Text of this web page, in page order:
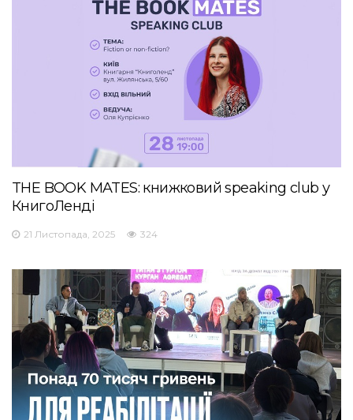
THE BOOK MATES: книжковий speaking club у
КнигоЛенді
21 Листопада, 2025 324